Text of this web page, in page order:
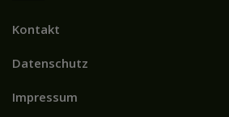
Kontakt
Datenschutz
Impressum